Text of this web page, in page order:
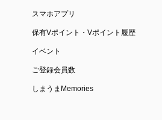
スマホアプリ
保有Vポイント・Vポイント履歴
イベント
ご登録会員数
しまうまMemories